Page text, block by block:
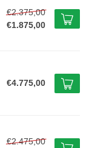
€2.375,00
€1.875,00
€4.775,00
€2.475,00